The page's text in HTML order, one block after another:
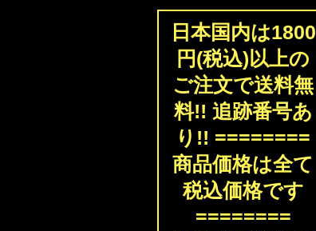
日本国内は1800
円(税込)以上の
ご注文で送料無
料!! 追跡番号あ
り!! ========
商品価格は全て
税込価格です
========